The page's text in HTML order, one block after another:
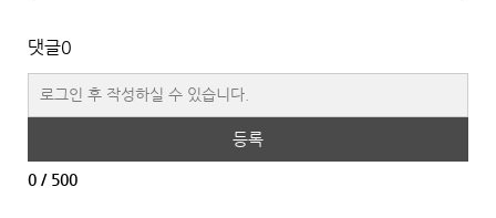
댓글0
등록
0 / 500